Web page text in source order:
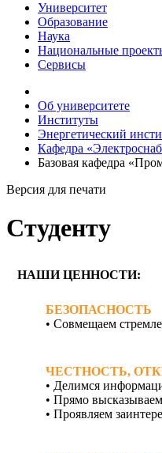
Университет
Образование
Наука
Национальные
Сервисы
Об университете
Институты
Энергетический
Кафедра
Базовая кафедра
Версия для печати
Студенту
НАШИ ЦЕННОСТИ:
БЕЗОПАСНОСТЬ
• Совмещаем
ЧЕСТНОСТЬ,
• Делимся
• Прямо
• Проявляем